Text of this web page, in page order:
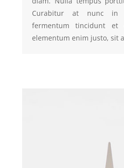
Curabitur at nunc in
fermentum tincidunt et
elementum enim justo, sit